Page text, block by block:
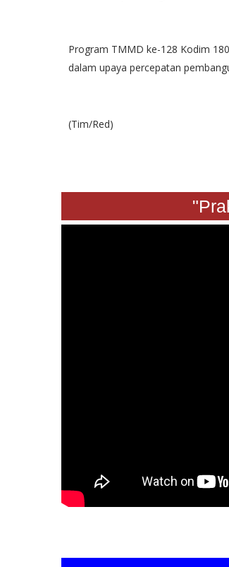
Program TMMD ke-128 Kodim
dalam upaya percepatan
(Tim/Red)